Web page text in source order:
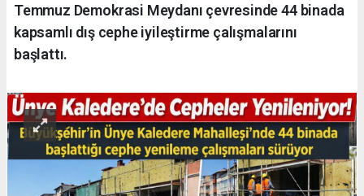
Temmuz Demokrasi Meydanı çevresinde 44 binada
kapsamlı dış cephe iyileştirme çalışmalarını
başlattı.